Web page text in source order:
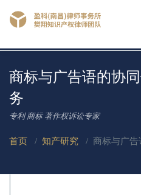
商标与广告语的协
务​
专利 商标 著作权诉讼专家
首页 / 知产研究 / 商标与广告